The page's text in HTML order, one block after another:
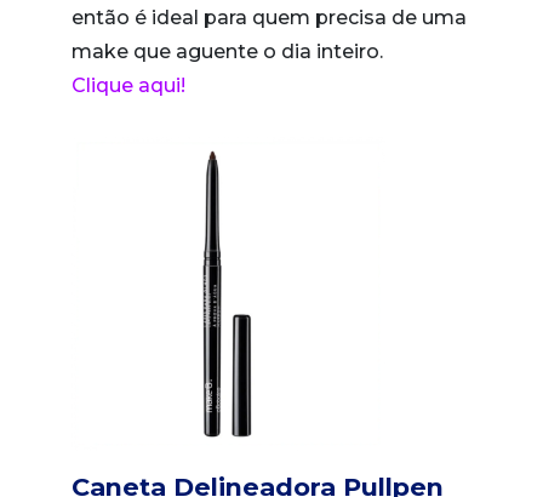
então é ideal para quem precisa de uma
make que aguente o dia inteiro.
Clique aqui!
Caneta Delineadora Pullpen